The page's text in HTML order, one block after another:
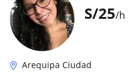
S/25/h
Arequipa Ciudad